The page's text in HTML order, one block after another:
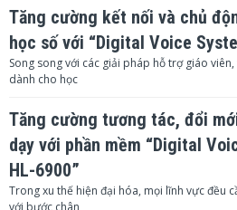
Tăng cường kết nối và chủ
học số với “Digital Voice
Song song với các giải pháp hỗ trợ giáo
dành cho học
Tăng cường tương tác, đổi
dạy với phần mềm “Digital
HL-6900”
Trong xu thế hiện đại hóa, mọi lĩnh vực đều
với bước chân